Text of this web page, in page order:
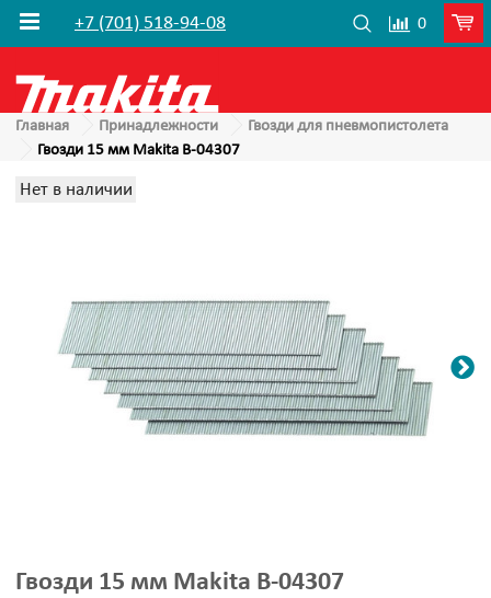
+7 (701) 518-94-08 0
Главная Принадлежности
Гвозди для пневмопистолета
Гвозди 15 мм Makita B-04307
Нет в наличии
Гвозди 15 мм Makita B-04307